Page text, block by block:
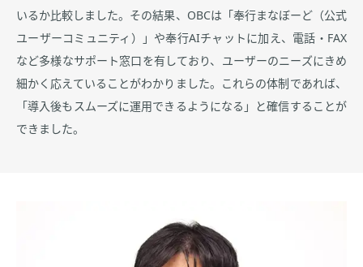
いるか比較しました。その結果、OBCは「奉行まなぼーど（公式
ユーザーコミュニティ）」や奉行AIチャットに加え、電話・FAX
など多様なサポート窓口を有しており、ユーザーのニーズにきめ
細かく応えていることがわかりました。これらの体制であれば、
「導入後もスムーズに運用できるようになる」と確信することが
できました。